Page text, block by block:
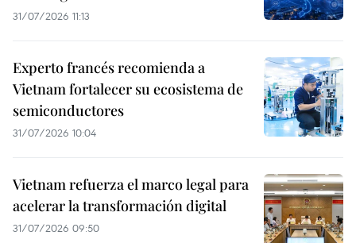
31/07/2026 11:13
Experto francés recomienda a
Vietnam fortalecer su ecosistema de
semiconductores
31/07/2026 10:04
Vietnam refuerza el marco legal para
acelerar la transformación digital
31/07/2026 09:50